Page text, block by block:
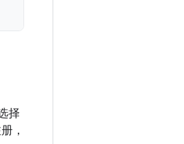
择
，